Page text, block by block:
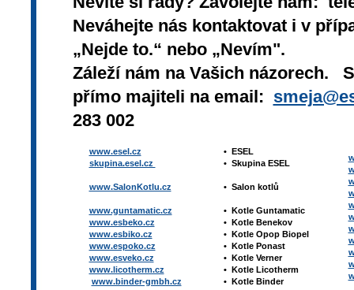
Neváhejte nás kontaktovat i v
„Nejde to.“ nebo „Nevím".
Záleží nám na Vašich názorech.
přímo majiteli na email:
283 002
www.esel.cz
skupina.esel.cz
www.SalonKotlu.cz
www.guntamatic.cz
www.esbeko.cz
www.esbiko.cz
www.espoko.cz
www.esveko.cz
www.licotherm.cz
www.binder-gmbh.cz
• ESEL
• Skupina ESEL
• Salon kotlů
• Kotle Guntamatic
• Kotle Benekov
• Kotle Opop Biopel
• Kotle Ponast
• Kotle Verner
• Kotle Licotherm
• Kotle Binder